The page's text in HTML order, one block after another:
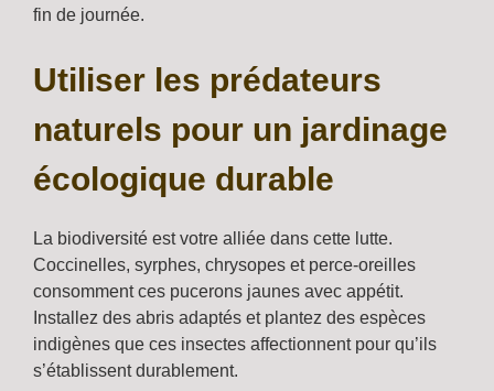
fin de journée.
Utiliser les prédateurs
naturels pour un jardinage
écologique durable
La biodiversité est votre alliée dans cette lutte.
Coccinelles, syrphes, chrysopes et perce-oreilles
consomment ces pucerons jaunes avec appétit.
Installez des abris adaptés et plantez des espèces
indigènes que ces insectes affectionnent pour qu’ils
s’établissent durablement.